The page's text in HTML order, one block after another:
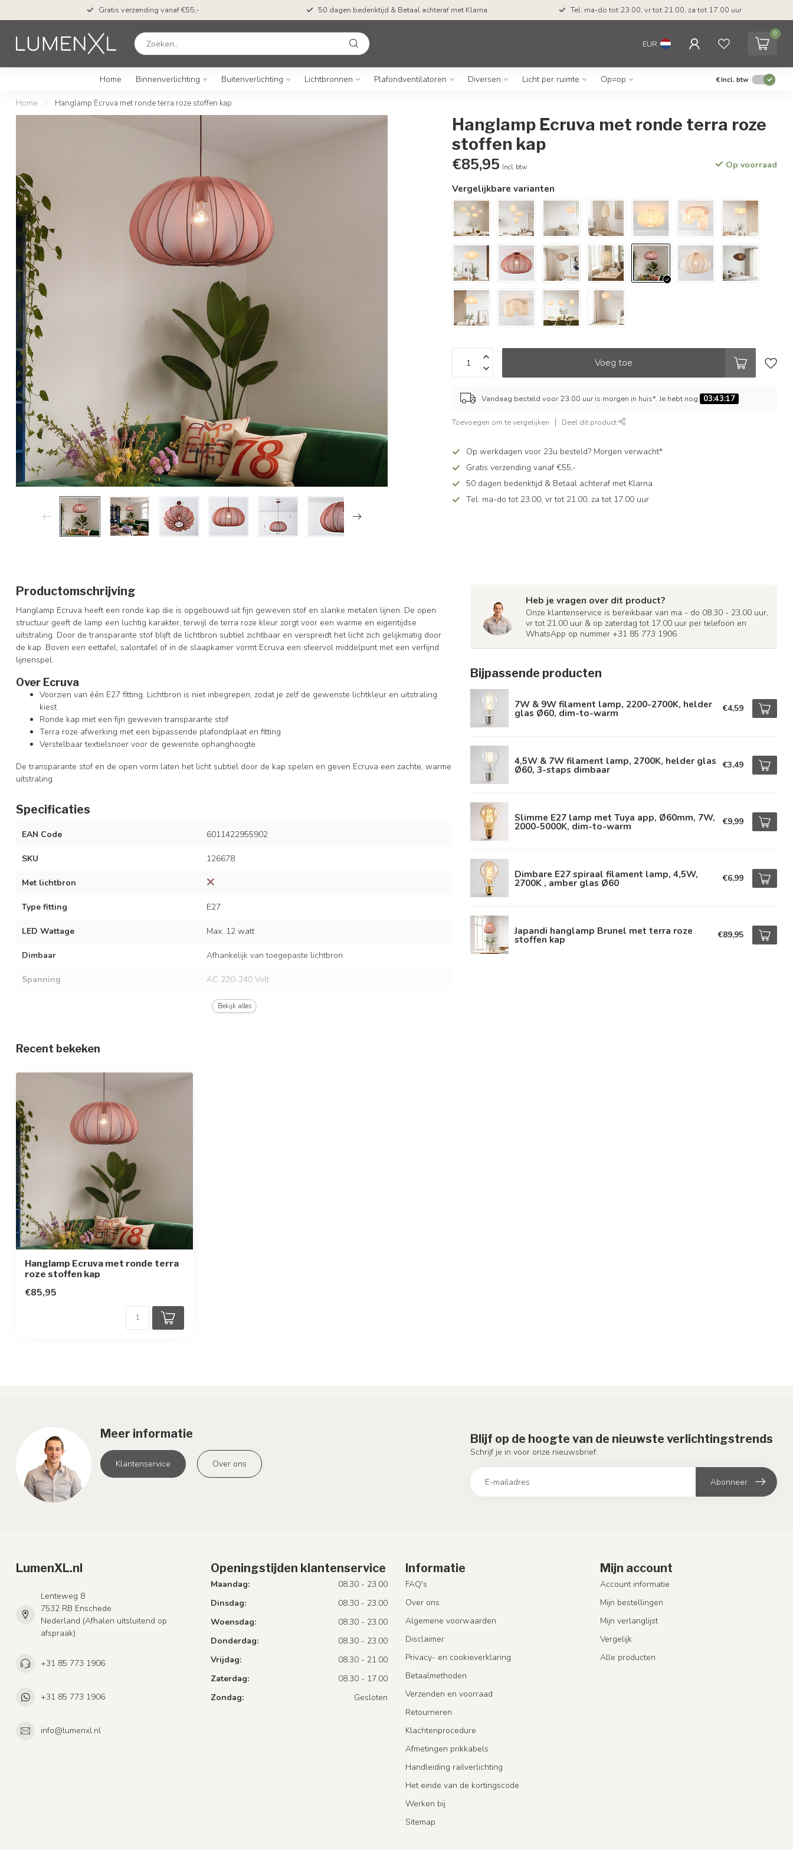
Gratis verzending vanaf €55,- 50 dagen bedenktijd & Betaal achteraf met Klarna Tel: ma-do tot 23.00, vr tot 21.00, za tot 17.00 uur
EUR
0
Home Binnenverlichting Buitenverlichting Lichtbronnen Plafondventilatoren Diversen Licht per ruimte Op=op €Incl. btw
Home / Hanglamp Ecruva met ronde terra roze stoffen kap
Hanglamp Ecruva met ronde terra roze
stoffen kap
€85,95 Incl. btw Op voorraad
Vergelijkbare varianten
Voeg toe
Vandaag besteld voor 23.00 uur is morgen in huis*. Je hebt nog 03:43:16
Toevoegen om te vergelijken Deel dit product
Op werkdagen voor 23u besteld? Morgen verwacht*
Gratis verzending vanaf €55,-
50 dagen bedenktijd & Betaal achteraf met Klarna
Tel: ma-do tot 23.00, vr tot 21.00, za tot 17.00 uur
Productomschrijving
Hanglamp Ecruva heeft een ronde kap die is opgebouwd uit fijn geweven stof en slanke metalen lijnen. De open
structuur geeft de lamp een luchtig karakter, terwijl de terra roze kleur zorgt voor een warme en eigentijdse
uitstraling. Door de transparante stof blijft de lichtbron subtiel zichtbaar en verspreidt het licht zich gelijkmatig door
de kap. Boven een eettafel, salontafel of in de slaapkamer vormt Ecruva een sfeervol middelpunt met een verfijnd
lijnenspel.
Over Ecruva
Voorzien van één E27 fitting. Lichtbron is niet inbegrepen, zodat je zelf de gewenste lichtkleur en uitstraling
kiest
Ronde kap met een fijn geweven transparante stof
Terra roze afwerking met een bijpassende plafondplaat en fitting
Verstelbaar textielsnoer voor de gewenste ophanghoogte
De transparante stof en de open vorm laten het licht subtiel door de kap spelen en geven Ecruva een zachte, warme
uitstraling.
Specificaties
EAN Code 6011422955902
SKU 126678
Met lichtbron
Type fitting E27
LED Wattage Max. 12 watt
Dimbaar Afhankelijk van toegepaste lichtbron
Spanning AC 220-240 Volt
50/60 Hz
Materiaal
Afmetingen
In hoogte verstelbaar
Beschermingsgraad
Beschermingsklasse
Bekijk alles
Heb je vragen over dit product?
Onze klantenservice is bereikbaar van ma - do 08.30 - 23.00 uur,
vr tot 21.00 uur & op zaterdag tot 17.00 uur per telefoon en
WhatsApp op nummer +31 85 773 1906
Bijpassende producten
7W & 9W filament lamp, 2200-2700K, helder
glas Ø60, dim-to-warm €4,59
4,5W & 7W filament lamp, 2700K, helder glas
Ø60, 3-staps dimbaar €3,49
Slimme E27 lamp met Tuya app, Ø60mm, 7W,
2000-5000K, dim-to-warm €9,99
Dimbare E27 spiraal filament lamp, 4,5W,
2700K , amber glas Ø60 €6,99
Japandi hanglamp Brunel met terra roze
stoffen kap €89,95
Recent bekeken
Hanglamp Ecruva met ronde terra
roze stoffen kap
€85,95
Meer informatie
Klantenservice Over ons
Blijf op de hoogte van de nieuwste verlichtingstrends
Schrijf je in voor onze nieuwsbrief.
Abonneer
LumenXL.nl
Lenteweg 8
7532 RB Enschede
Nederland (Afhalen uitsluitend op
afspraak)
+31 85 773 1906
+31 85 773 1906
info@lumenxl.nl
Openingstijden klantenservice
Maandag:
08.30 - 23.00
Dinsdag:
08.30 - 23.00
Woensdag:
08.30 - 23.00
Donderdag:
08.30 - 23.00
Vrijdag:
08.30 - 21.00
Zaterdag:
08.30 - 17.00
Zondag:
Gesloten
Informatie
FAQ's
Over ons
Algemene voorwaarden
Disclaimer
Privacy- en cookieverklaring
Betaalmethoden
Verzenden en voorraad
Retourneren
Klachtenprocedure
Afmetingen prikkabels
Handleiding railverlichting
Het einde van de kortingscode
Werken bij
Sitemap
Mijn account
Account informatie
Mijn bestellingen
Mijn verlanglijst
Vergelijk
Alle producten